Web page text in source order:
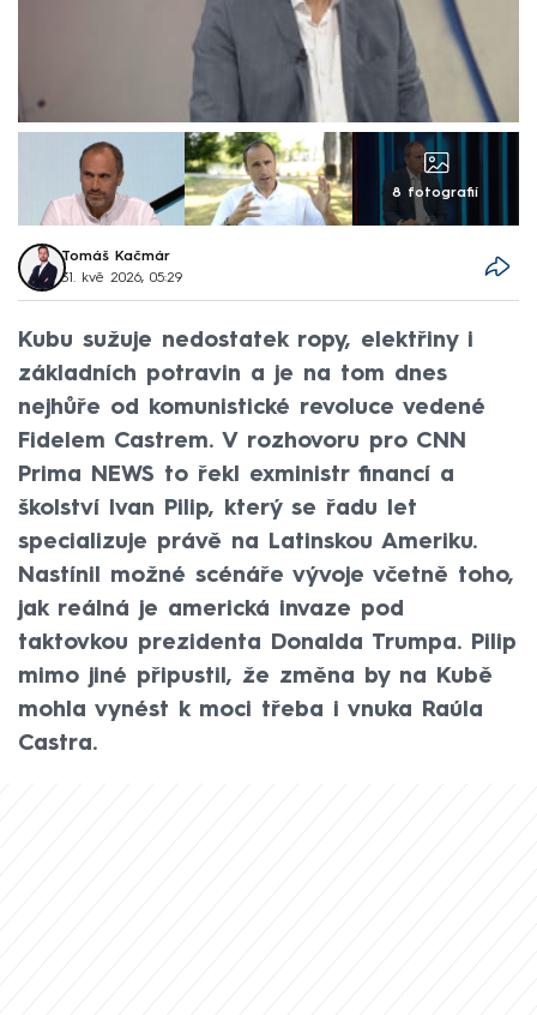
8 fotografií
Tomáš Kačmár
31. kvě 2026, 05:29
Kubu sužuje nedostatek ropy, elektřiny i
základních potravin a je na tom dnes
nejhůře od komunistické revoluce vedené
Fidelem Castrem. V rozhovoru pro CNN
Prima NEWS to řekl exministr financí a
školství Ivan Pilip, který se řadu let
specializuje právě na Latinskou Ameriku.
Nastínil možné scénáře vývoje včetně toho,
jak reálná je americká invaze pod
taktovkou prezidenta Donalda Trumpa. Pilip
mimo jiné připustil, že změna by na Kubě
mohla vynést k moci třeba i vnuka Raúla
Castra.